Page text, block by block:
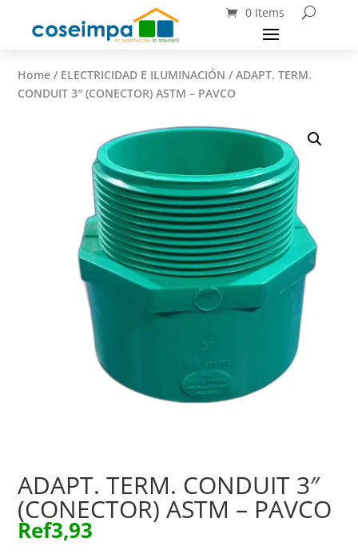
0 Items
Home / ELECTRICIDAD E ILUMINACIÓN / ADAPT. TERM.
CONDUIT 3″ (CONECTOR) ASTM – PAVCO
ADAPT. TERM. CONDUIT 3″
(CONECTOR) ASTM – PAVCO
Ref3,93